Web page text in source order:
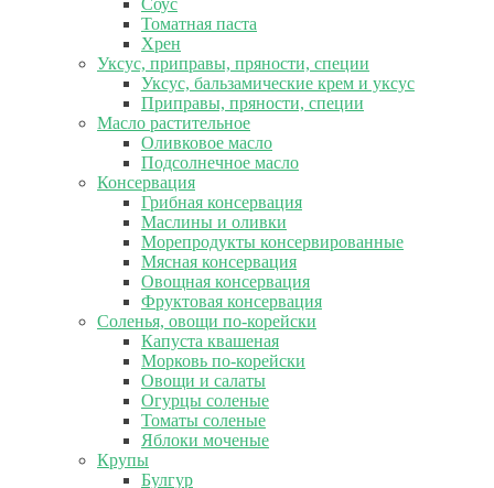
Соус
Томатная паста
Хрен
Уксус, приправы, пряности, специи
Уксус, бальзамические крем и уксус
Приправы, пряности, специи
Масло растительное
Оливковое масло
Подсолнечное масло
Консервация
Грибная консервация
Маслины и оливки
Морепродукты консервированные
Мясная консервация
Овощная консервация
Фруктовая консервация
Соленья, овощи по-корейски
Капуста квашеная
Морковь по-корейски
Овощи и салаты
Огурцы соленые
Томаты соленые
Яблоки моченые
Крупы
Булгур